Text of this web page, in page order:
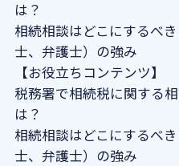
は？
相続相談はどこにするべ
士、弁護士）の強み
【お役立ちコンテンツ】
税務署で相続税に関する
は？
相続相談はどこにするべ
士、弁護士）の強み